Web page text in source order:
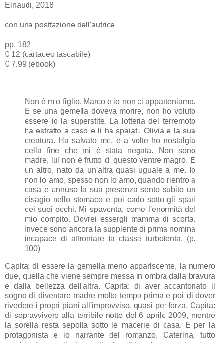
Einaudi, 2018
con una postfazione dell'autrice
pp. 182
€ 12 (cartaceo tascabile)
€ 7,99 (ebook)
Non è mio figlio. Marco e io non ci apparteniamo.
E se una gemella doveva morire, non ho voluto
essere io la superstite. La lotteria del terremoto
ha estratto a caso e li ha spaiati, Olivia e la sua
creatura. Ha salvato me, e a volte ho nostalgia
della fine che mi è stata negata. Non sono
madre, lui non è frutto di questo ventre magro. È
un altro, nato da un'altra quasi uguale a me. Io
non lo amo, spesso non lo amo, quando rientro a
casa e annuso la sua presenza sento subito un
disagio nello stomaco e poi cado sotto gli spari
dei suoi occhi. Mi spaventa, come l'enormità del
mio compito. Dovrei essergli mamma di scorta.
Invece sono ancora la supplente di prima nomina
incapace di affrontare la classe turbolenta. (p.
100)
Capita: di essere la gemella meno appariscente, la numero
due, quella che viene sempre messa in ombra dalla bravura
e dalla bellezza dell'altra. Capita: di aver accantonato il
sogno di diventare madre molto tempo prima e poi di dover
rivedere i propri piani all'improvviso, quasi per forza. Capita:
di sopravvivere alla terribile notte del 6 aprile 2009, mentre
la sorella resta sepolta sotto le macerie di casa. E per la
protagonista e io narrante del romanzo, Caterina, tutto